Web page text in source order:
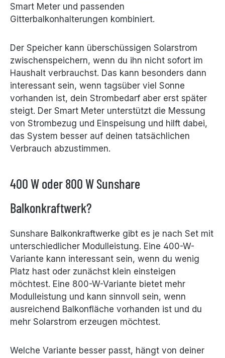
Smart Meter und passenden
Gitterbalkonhalterungen kombiniert.
Der Speicher kann überschüssigen Solarstrom
zwischenspeichern, wenn du ihn nicht sofort im
Haushalt verbrauchst. Das kann besonders dann
interessant sein, wenn tagsüber viel Sonne
vorhanden ist, dein Strombedarf aber erst später
steigt. Der Smart Meter unterstützt die Messung
von Strombezug und Einspeisung und hilft dabei,
das System besser auf deinen tatsächlichen
Verbrauch abzustimmen.
400 W oder 800 W Sunshare
Balkonkraftwerk?
Sunshare Balkonkraftwerke gibt es je nach Set mit
unterschiedlicher Modulleistung. Eine 400-W-
Variante kann interessant sein, wenn du wenig
Platz hast oder zunächst klein einsteigen
möchtest. Eine 800-W-Variante bietet mehr
Modulleistung und kann sinnvoll sein, wenn
ausreichend Balkonfläche vorhanden ist und du
mehr Solarstrom erzeugen möchtest.
Welche Variante besser passt, hängt von deiner